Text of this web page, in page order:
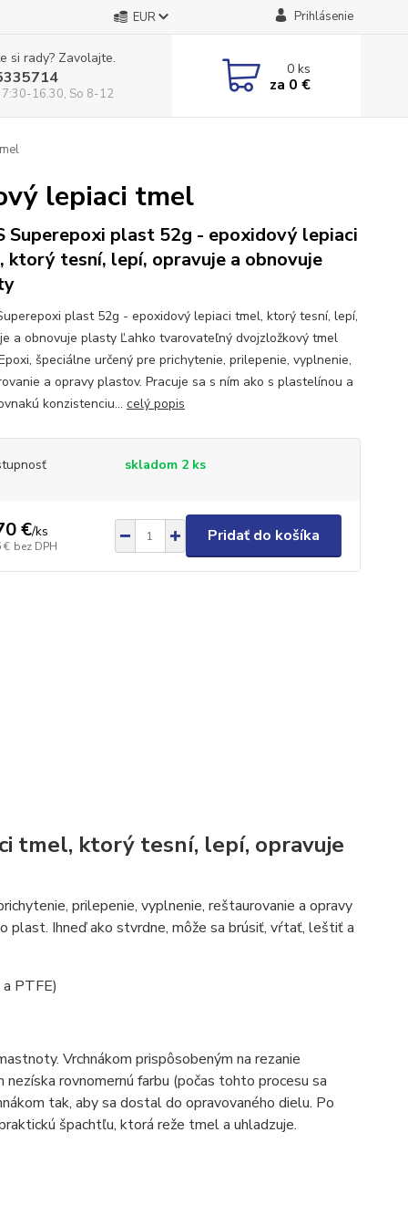
EUR Prihlásenie
si rady? Zavolajte.
7:30-16.30, So 8-12
0ks
za 0 €
lepiaci tmel
Superepoxi plast 52g - epoxidový lepiaci
ktorý tesní, lepí, opravuje a obnovuje
plast 52g - epoxidový lepiaci tmel, ktorý tesní, lepí,
a obnovuje plasty Ľahko tvarovateľný dvojzložkový tmel
špeciálne určený pre prichytenie, prilepenie, vyplnenie,
a opravy plastov. Pracuje sa s ním ako s plastelínou a
konzistenciu... celý popis
skladom 2 ks
€/ks
€ bez DPH
Pridať do košíka
tmel, ktorý tesní, lepí, opravuje
prilepenie, vyplnenie, reštaurovanie a opravy
plast. Ihneď ako stvrdne, môže sa brúsiť, vŕtať, leštiť a
PTFE)
Vrchnákom prispôsobeným na rezanie
rovnomernú farbu (počas tohto procesu sa
tak, aby sa dostal do opravovaného dielu. Po
špachtľu, ktorá reže tmel a uhladzuje.